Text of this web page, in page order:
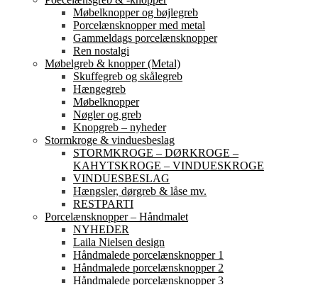
Møbelknopper og bøjlegreb
Porcelænsknopper med metal
Gammeldags porcelænsknopper
Ren nostalgi
Møbelgreb & knopper (Metal)
Skuffegreb og skålegreb
Hængegreb
Møbelknopper
Nøgler og greb
Knopgreb – nyheder
Stormkroge & vinduesbeslag
STORMKROGE – DØRKROGE –
KAHYTSKROGE – VINDUESKROGE
VINDUESBESLAG
Hængsler, dørgreb & låse mv.
RESTPARTI
Porcelænsknopper – Håndmalet
NYHEDER
Laila Nielsen design
Håndmalede porcelænsknopper 1
Håndmalede porcelænsknopper 2
Håndmalede porcelænsknopper 3